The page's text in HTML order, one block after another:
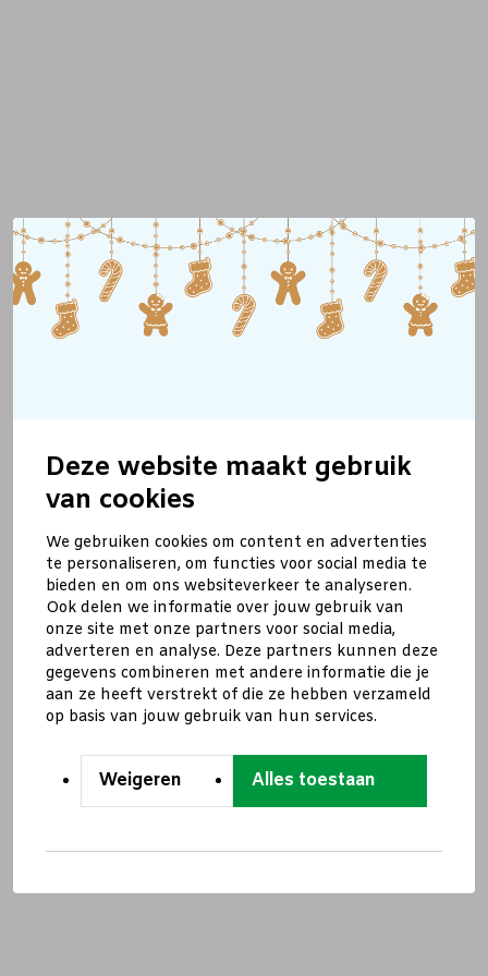
Deze website maakt gebruik
van cookies
We gebruiken cookies om content en advertenties
te personaliseren, om functies voor social media te
bieden en om ons websiteverkeer te analyseren.
Ook delen we informatie over jouw gebruik van
onze site met onze partners voor social media,
adverteren en analyse. Deze partners kunnen deze
gegevens combineren met andere informatie die je
aan ze heeft verstrekt of die ze hebben verzameld
op basis van jouw gebruik van hun services.
Weigeren Alles toestaan